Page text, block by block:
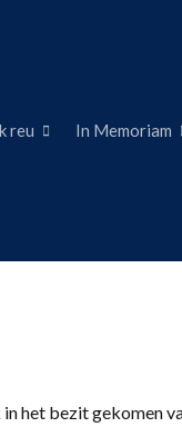
reu In Memoriam
het bezit gekomen